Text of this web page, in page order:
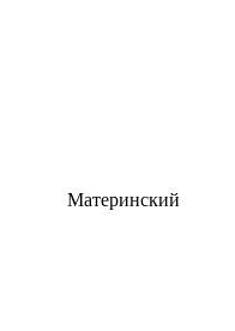
Материнский